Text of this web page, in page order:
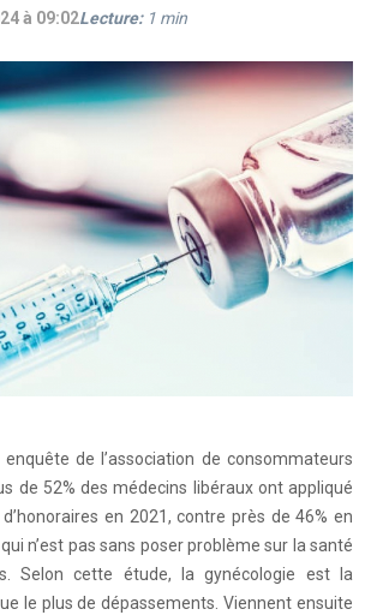
à 09:02Lecture: 1 min
de l’association de consommateurs
de 52% des médecins libéraux ont appliqué
en 2021, contre près de 46% en
n’est pas sans poser problème sur la santé
Selon cette étude, la gynécologie est la
le plus de dépassements. Viennent ensuite